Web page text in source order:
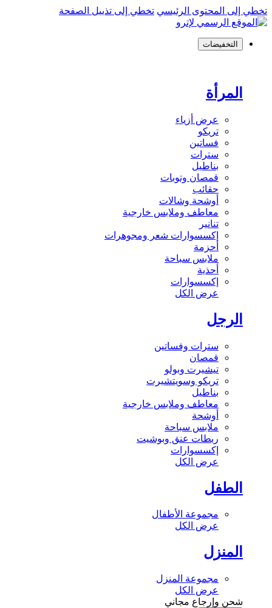
تخطي إلى المحتوى الرئيسي تخطي إلى تذييل الصفحة
التخفيضات
المرأة
عرض أزياء
تريكو
فساتين
سترات
بناطيل
قمصان وتوبات
حقائب
أوشحة وشالات
معاطف وملابس خارجية
تنانير
إكسسوارات شعر ومجوهرات
أحزمة
ملابس سباحة
أحذية
إكسسوارات
عرض الكل
الرجل
سترات وفساتين
قمصان
تيشيرت وبولو
تريكو وسويتشيرت
بناطيل
معاطف وملابس خارجية
أوشحة
ملابس سباحة
ربطات عنق وبوشيت
إكسسوارات
عرض الكل
الطفل
مجموعة الأطفال
عرض الكل
المنزل
مجموعة المنزل
عرض الكل
شحن وإرجاع مجاني